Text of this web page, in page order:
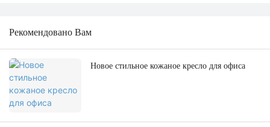
Рекомендовано Вам
Новое стильное кожаное кресло для офиса